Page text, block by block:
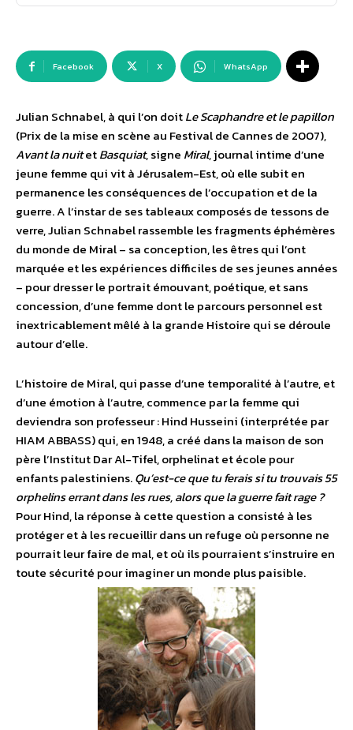
Facebook X WhatsApp
Julian Schnabel, à qui l’on doitLe Scaphandre et le papillon
(Prix de la mise en scène au Festival de Cannes de 2007),
Avant la nuitetBasquiat, signe Miral, journal intime d’une
jeune femme qui vit à Jérusalem-Est, où elle subit en
permanence les conséquences de l’occupation et de la
guerre. A l’instar de ses tableaux composés de tessons de
verre, Julian Schnabel rassemble les fragments éphémères
du monde de Miral – sa conception, les êtres qui l’ont
marquée et les expériences difficiles de ses jeunes années
– pour dresser le portrait émouvant, poétique, et sans
concession, d’une femme dont le parcours personnel est
inextricablement mêlé à la grande Histoire qui se déroule
autour d’elle.
L’histoire de Miral, qui passe d’une temporalité à l’autre, et
d’une émotion à l’autre, commence par la femme qui
deviendra son professeur : Hind Husseini (interprétée par
HIAM ABBASS) qui, en 1948, a créé dans la maison de son
père l’Institut Dar Al-Tifel, orphelinat et école pour
enfants palestiniens.Qu’est-ce que tu ferais si tu trouvais 55
orphelins errant dans les rues, alors que la guerre fait rage ?
Pour Hind, la réponse à cette question a consisté à les
protéger et à les recueillir dans un refuge où personne ne
pourrait leur faire de mal, et où ils pourraient s’instruire en
toute sécurité pour imaginer un monde plus paisible.